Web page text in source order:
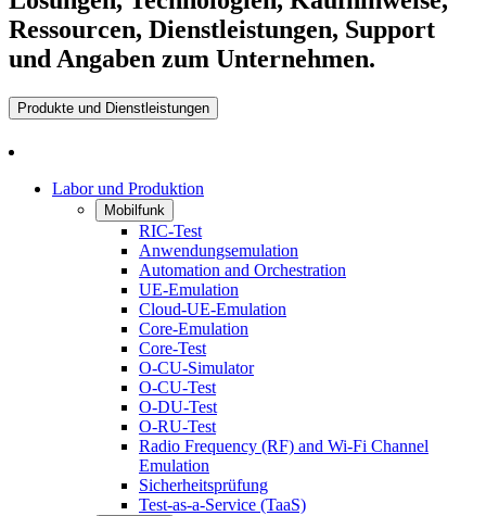
Ressourcen, Dienstleistungen, Support
und Angaben zum Unternehmen.
Produkte und Dienstleistungen
Labor und Produktion
Mobilfunk
RIC-Test
Anwendungsemulation
Automation and Orchestration
UE-Emulation
Cloud-UE-Emulation
Core-Emulation
Core-Test
O-CU-Simulator
O-CU-Test
O-DU-Test
O-RU-Test
Radio Frequency (RF) and Wi-Fi Channel
Emulation
Sicherheitsprüfung
Test-as-a-Service (TaaS)